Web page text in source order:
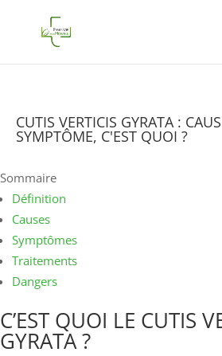
CUTIS VERTICIS GYRATA :
SYMPTÔME, C'EST QUOI ?
Sommaire
Définition
Causes
Symptômes
Traitements
Dangers
C’EST QUOI LE CUTIS
GYRATA ?